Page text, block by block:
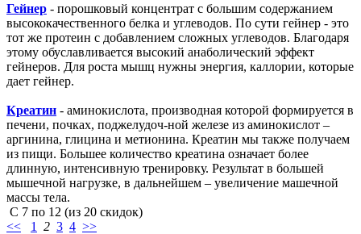
Гейнер - порошковый концентрат с большим содержанием
высококачественного белка и углеводов. По сути гейнер - это
тот же протеин с добавлением сложных углеводов. Благодаря
этому обуславливается высокий анаболический эффект
гейнеров. Для роста мышц нужны энергия, каллории, которые
дает гейнер.
Креатин - аминокислота, производная которой формируется в
печени, почках, поджелудоч-ной железе из аминокислот –
аргинина, глицина и метионина. Креатин мы также получаем
из пищи. Большее количество креатина означает более
длинную, интенсивную тренировку. Результат в большей
мышечной нагрузке, в дальнейшем – увеличение машечной
массы тела.
С 7 по 12 (из 20 скидок)
<<
1 2 3 4 >>